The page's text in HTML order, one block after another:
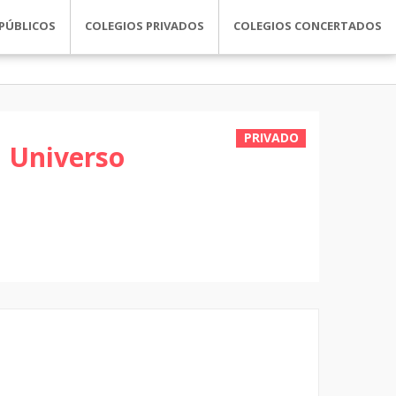
COLEGIOS PRIVADOS COLEGIOS CONCERTADOS
PRIVADO
Universo